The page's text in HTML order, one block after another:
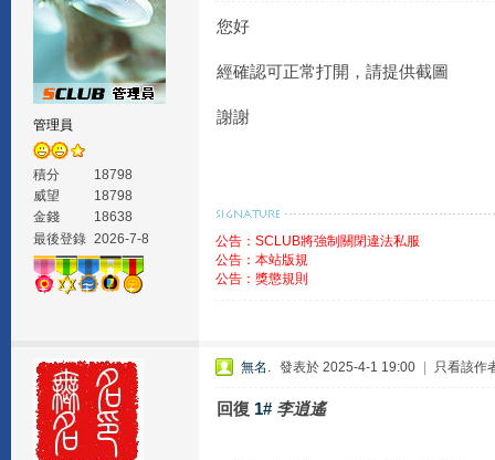
管理員
積分
18798
威望
18798
金錢
18638
最後登錄 2026-7-8
您好
經確認可正常打開，請提供截圖
謝謝
公告：SCLUB將強制關閉違法私服
公告：本站版規
公告：獎懲規則
無名. 發表於 2025-4-1 19:00 只看該作
回復 1# 李逍遙